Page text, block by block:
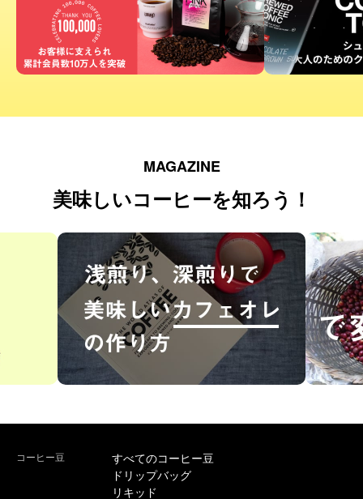
MAGAZINE
美味しいコーヒーを知ろう！
コーヒー豆
すべてのコーヒー豆
ドリップバッグ
リキッド